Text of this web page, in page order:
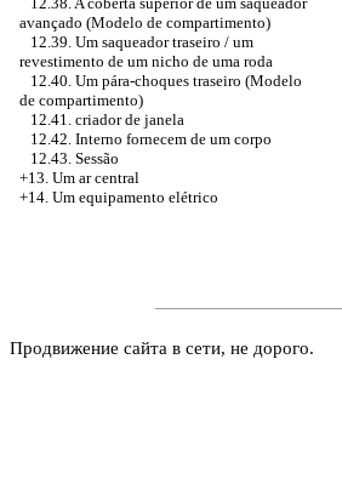
avançado (Modelo de compartimento)
12.39. Um saqueador traseiro / um
revestimento de um nicho de uma roda
12.40. Um pára-choques traseiro (Modelo
de compartimento)
12.41. criador de janela
12.42. Interno fornecem de um corpo
12.43. Sessão
+13. Um ar central
+14. Um equipamento elétrico
Продвижение сайта в сети, не дорого.